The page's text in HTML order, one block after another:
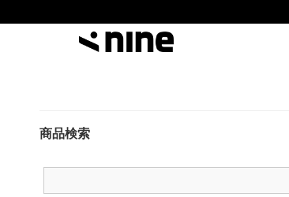
商品検索